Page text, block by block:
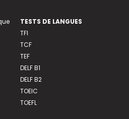
TESTS DE LANGUES
TFI
TCF
TEF
DELF B1
DELF B2
TOEIC
TOEFL